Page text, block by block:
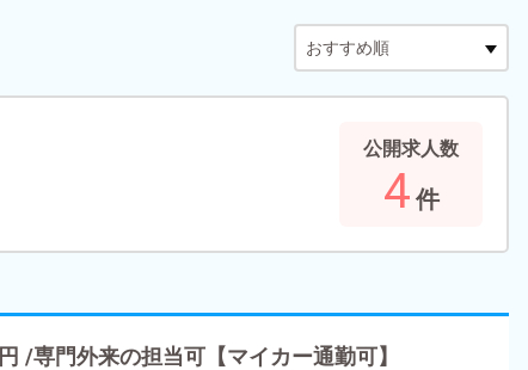
公開求人数
4 件
/専門外来の担当可【マイカー通勤可】